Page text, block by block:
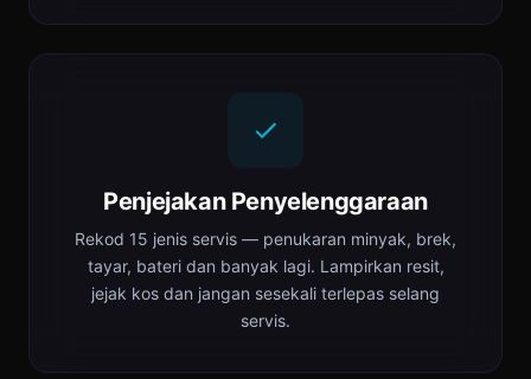
Penjejakan Penyelenggaraan
Rekod 15 jenis servis — penukaran minyak, brek,
tayar, bateri dan banyak lagi. Lampirkan resit,
jejak kos dan jangan sesekali terlepas selang
servis.